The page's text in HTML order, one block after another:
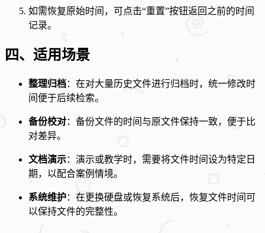
如需恢复原始时间，可点击“重置”按钮返回之前的时间
记录。
四、适用场景
整理归档：在对大量历史文件进行归档时，统一修改时
间便于后续检索。
备份校对：备份文件的时间与原文件保持一致，便于比
对差异。
文档演示：演示或教学时，需要将文件时间设为特定日
期，以配合案例情境。
系统维护：在更换硬盘或恢复系统后，恢复文件时间可
以保持文件的完整性。